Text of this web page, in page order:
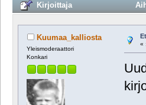
Kirjoittaja
Kuumaa_kalliosta
Yleismoderaattori
Konkari
«